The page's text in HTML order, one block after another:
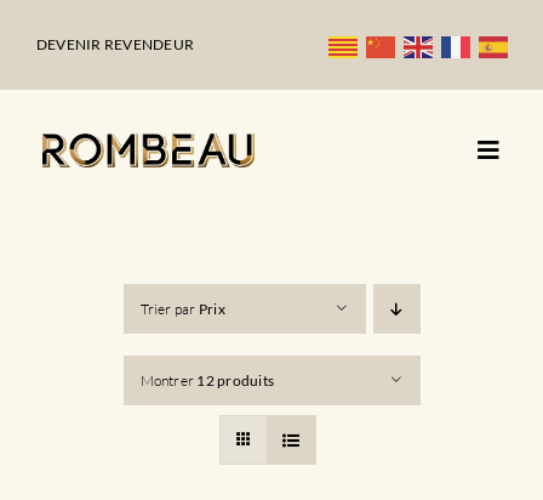
DEVENIR REVENDEUR
Trier par Prix
Montrer 12 produits